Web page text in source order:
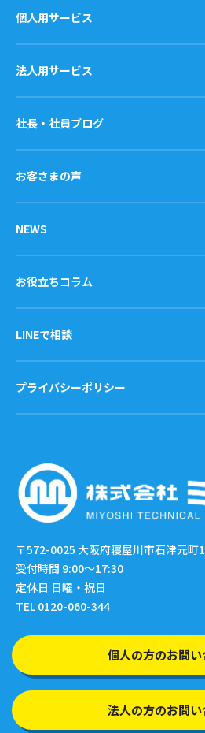
個人用サービス
法人用サービス
社長・社員ブログ
お客さまの声
NEWS
お役立ちコラム
LINEで相談
プライバシーポリシー
〒572-0025 大阪府寝屋川市石津元町
受付時間 9:00〜17:30
定休日 日曜・祝日
TEL 0120-060-344
個人の方のお問い
法人の方のお問い